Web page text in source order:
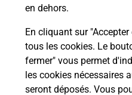
en dehors.
En cliquant sur
tous les cookies. Le
fermer" vous permet
les cookies nécessaires
seront déposés. Vous
Aisne